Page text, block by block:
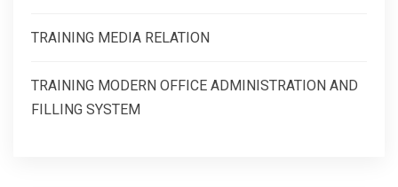
TRAINING MEDIA RELATION
TRAINING MODERN OFFICE ADMINISTRATION AND
FILLING SYSTEM